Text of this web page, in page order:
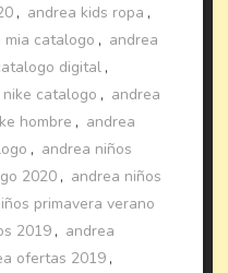
, andrea kids ropa ,
mia catalogo , andrea
digital ,
catalogo , andrea
hombre , andrea
, andrea niños
2020 , andrea niños
primavera verano
2019 , andrea
ofertas 2019 ,